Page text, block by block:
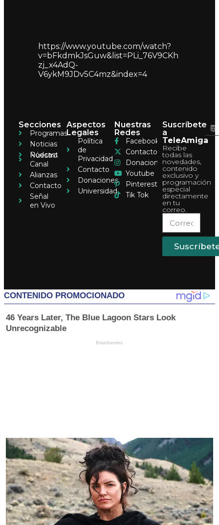
https://www.youtube.com/watch?
v=bFkdmkJsGuw&list=PLi_76V9CKh
zj_x4AdQ-
V6ykM9JDv5C4mz&index=4
Secciones
Programas
Noticias
Pódcast
Nuestro
Canal
Alianzas
Contacto
Señal
en Vivo
Aspectos
Legales
Política
de
Privacidad
Contacto
Donaciones
Universidad
Nuestras
Redes
Facebook
Contacto
Donaciones
Youtube
Pinterest
Tik Tok
Suscríbete
a
TeleAmiga
Recibe
todas las
novedades,
contenido
exclusivo y
programación
especial
directamente
en tu
correo.